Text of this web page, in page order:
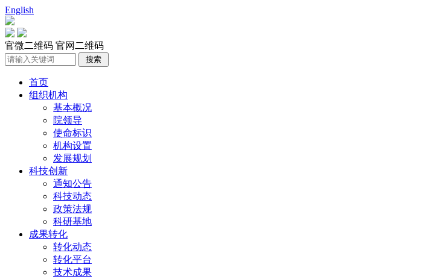
English
官微二维码 官网二维码
首页
组织机构
基本概况
院领导
使命标识
机构设置
发展规划
科技创新
通知公告
科技动态
政策法规
科研基地
成果转化
转化动态
转化平台
技术成果